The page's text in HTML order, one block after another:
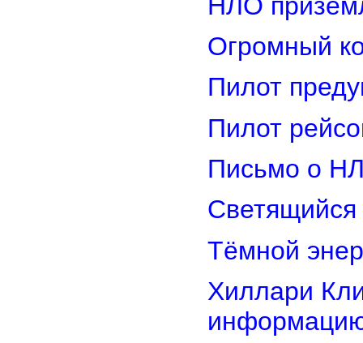
Огромный
Пилот
Пилот
Письмо о
Светящийся
Тёмной
Хиллари